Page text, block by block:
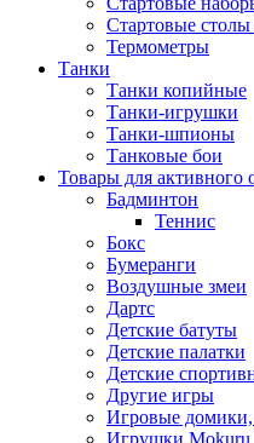
Стартовые столы
Термометры
Танки
Танки копийные
Танки-игрушки
Танки-шпионы
Танковые бои
Товары для активного
Бадминтон
Теннис
Бокс
Бумеранги
Воздушные змеи
Дартс
Детские батуты
Детские палатки
Детские
Другие игры
Игровые домики,
Игрушки Mokuru